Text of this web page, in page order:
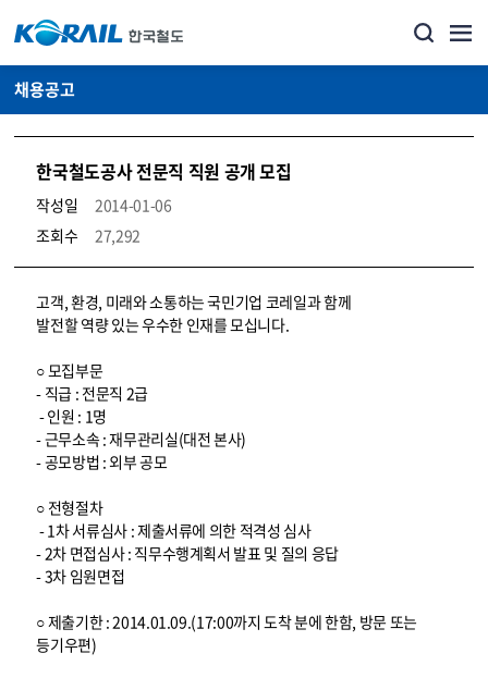
채용공고
한국철도공사 전문직 직원 공개 모집
작성일
2014-01-06
조회수
27,292
코레일소개_경영공시_채용공고 상세보기 – 내용, 파일, 담당자 연락처로 구성
고객, 환경, 미래와 소통하는 국민기업 코레일과 함께
발전할 역량 있는 우수한 인재를 모십니다.
○ 모집부문
- 직급 : 전문직 2급
- 인원 : 1명
- 근무소속 : 재무관리실(대전 본사)
- 공모방법 : 외부 공모
○ 전형절차
- 1차 서류심사 : 제출서류에 의한 적격성 심사
- 2차 면접심사 : 직무수행계획서 발표 및 질의 응답
- 3차 임원면접
○ 제출기한 : 2014.01.09.(17:00까지 도착 분에 한함, 방문 또는
등기우편)